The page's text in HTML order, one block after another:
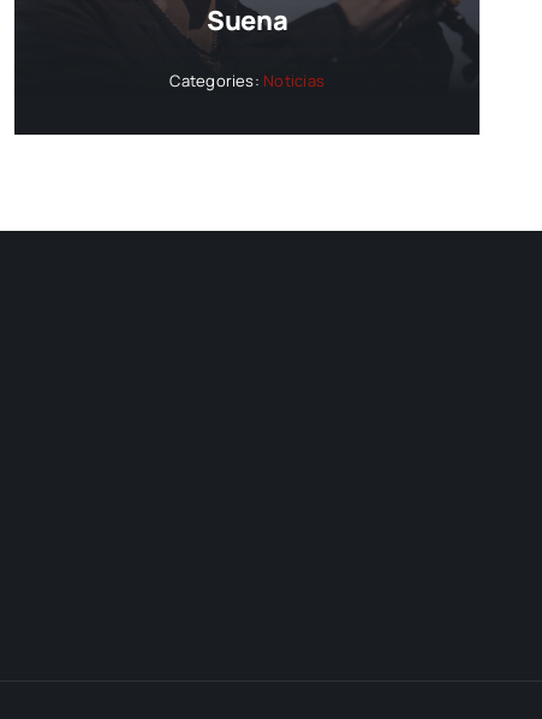
Suena
Categories: Noticias